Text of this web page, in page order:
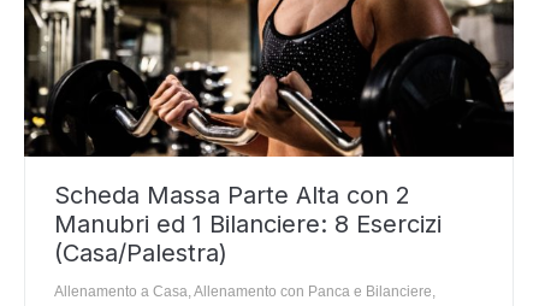
Scheda Massa Parte Alta con 2
Manubri ed 1 Bilanciere: 8 Esercizi
(Casa/Palestra)
Allenamento a Casa,Allenamento con Panca e Bilanciere,